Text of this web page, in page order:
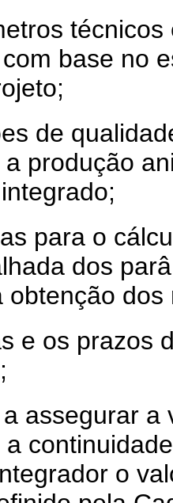
base no
de
produção
para o
dos
obtenção dos
e os prazos
assegurar
o